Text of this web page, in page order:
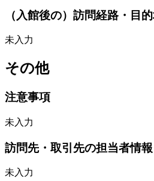
（入館後の）訪問経路・目
未入力
その他
注意事項
未入力
訪問先・取引先の担当者情
未入力